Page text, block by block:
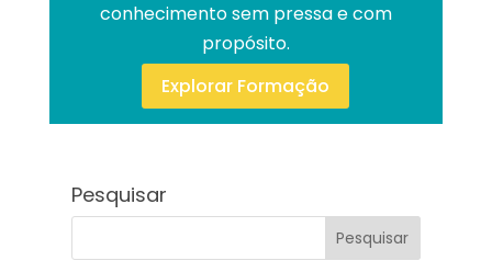
conhecimento sem pressa e com
propósito.
Explorar Formação
Pesquisar